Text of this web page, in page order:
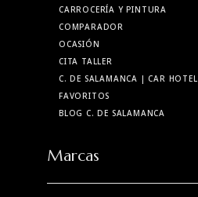
CARROCERÍA Y PINTURA
COMPARADOR
OCASIÓN
CITA TALLER
C. DE SALAMANCA | CAR HOTEL
FAVORITOS
BLOG C. DE SALAMANCA
Marcas